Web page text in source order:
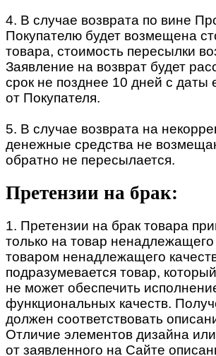
4. В случае возврата по вине
Покупателю будет возмещена
товара, стоимость пересылки
Заявление на возврат будет
срок не позднее 10 дней с даты
от Покупателя.
5. В случае возврата на
денежные средства не
обратно не пересылается.
Претензии на брак:
1. Претензии на брак товара
только на товар
товаром ненадлежащего
подразумевается товар,
не может обеспечить
функциональных качеств.
должен соответствовать
Отличие элементов дизайна
от заявленного на Сайте